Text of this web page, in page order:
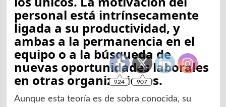
personal está intrínsecamente
ligada a su productividad, y
ambas a la permanencia en el
equipo o a la búsqueda de
nuevas oportunidades laborales
en otras organizaciones.
Aunque esta teoría es de sobra conocida, su